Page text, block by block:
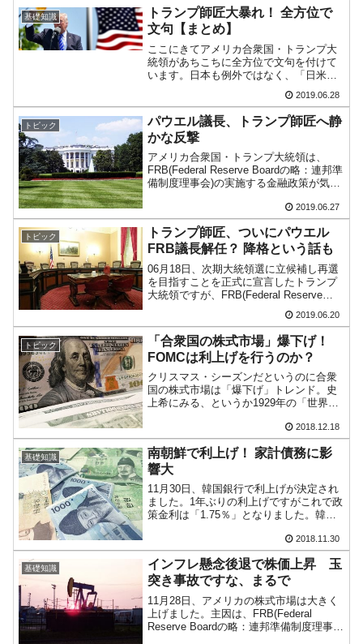
Capital...
基礎知識
トランプ師匠大暴れ！ 全方位で
文句【まとめ】
ここにきてアメリカ合衆国・トランプ大
統領があちこちに全方位で文句を付けて
います。日本も例外ではなく、「日米安
取り決めであると非難を始めました。直
近のトランプ大統領の文句をまとめてみ
ます。対中国 「私にはプ...
2019.06.28
トピック
パウエル議長、トランプ師匠へ静
かな反撃
アメリカ合衆国・トランプ大統領は、
FRB(Federal Reserve Boardの略：連邦準
備制度理事会)の実施する金融政策が気に
掛けるような発言をしてきました。この
攻撃のやり玉に上げられるのがパウエ...
2019.06.27
トピック
トランプ師匠、ついにパウエル
FRB議長解任？ 降格という話も
06月18日、次期大統領選に立候補し再選
を目指すことを正式に宣言したトランプ
大統領ですが、FRB(Federal Reserve
エル議長にはどうしても我慢できないよ
うで、解任する方法はないのか探す...
2019.06.20
トピック
「合衆国の株式市場」爆下げ！
FOMCは利上げを行うのか？
クリスマス・シーズンだというのに合衆
国の株式市場は「爆下げ」トレンド。史
上希にみる、というか1929年の「世界大
んと90年ぶりのワーストケースです。い
ったい何が起こっているのか!?と思う人
の方が多いのでは...
2018.12.18
基礎知識
南朝鮮で利上げ！ 家計債務に影
響大
11月30日、韓国銀行で利上げが決定され
ました。1年ぶりの利上げですがこれで政
策金利は「1.75％」となりました。韓国
が、ついに耐えられなくなったようで
す。新興国は、アメリカ合衆国が利上げ
を行い自国との金...
2018.11.30
基礎知識
インフレ懸念後退で株価上昇 玉
突き事故ですな、まるで
11月28日、アメリカの株式市場は大きく
上げました。主因は、FRB(Federal
Reserve Boardの略：連邦準備制度理事